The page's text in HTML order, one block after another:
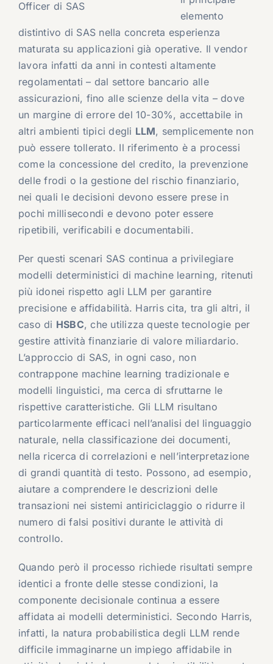
Officer di SAS
elemento
distintivo di SAS nella concreta esperienza
maturata su applicazioni già operative. Il vendor
lavora infatti da anni in contesti altamente
regolamentati – dal settore bancario alle
assicurazioni, fino alle scienze della vita – dove
un margine di errore del 10-30%, accettabile in
altri ambienti tipici degli LLM, semplicemente non
può essere tollerato. Il riferimento è a processi
come la concessione del credito, la prevenzione
delle frodi o la gestione del rischio finanziario,
nei quali le decisioni devono essere prese in
pochi millisecondi e devono poter essere
ripetibili, verificabili e documentabili.
Per questi scenari SAS continua a privilegiare
modelli deterministici di machine learning, ritenuti
più idonei rispetto agli LLM per garantire
precisione e affidabilità. Harris cita, tra gli altri, il
caso di HSBC, che utilizza queste tecnologie per
gestire attività finanziarie di valore miliardario.
L’approccio di SAS, in ogni caso, non
contrappone machine learning tradizionale e
modelli linguistici, ma cerca di sfruttarne le
rispettive caratteristiche. Gli LLM risultano
particolarmente efficaci nell’analisi del linguaggio
naturale, nella classificazione dei documenti,
nella ricerca di correlazioni e nell’interpretazione
di grandi quantità di testo. Possono, ad esempio,
aiutare a comprendere le descrizioni delle
transazioni nei sistemi antiriciclaggio o ridurre il
numero di falsi positivi durante le attività di
controllo.
Quando però il processo richiede risultati sempre
identici a fronte delle stesse condizioni, la
componente decisionale continua a essere
affidata ai modelli deterministici. Secondo Harris,
infatti, la natura probabilistica degli LLM rende
difficile immaginarne un impiego affidabile in